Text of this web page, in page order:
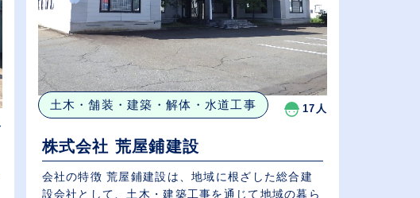
土木・舗装・建築・解体・水道工事 17人
株式会社 荒屋鋪建設
会社の特徴 荒屋鋪建設は、地域に根ざした総合建
設会社として、土木・建築工事を通じて地域の暮ら